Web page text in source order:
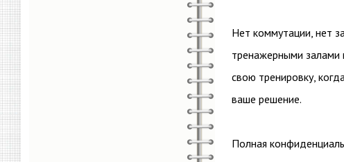
Нет коммутации, нет
тренажерными залами
свою тренировку,
ваше решение.
Полная